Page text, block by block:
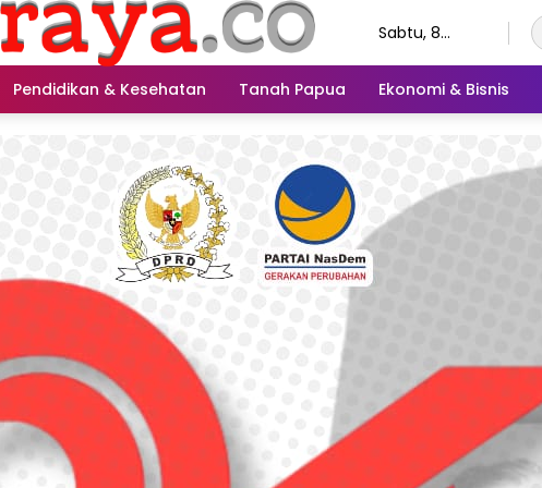
Sabtu, 8
Pendidikan & Kesehatan Tanah Papua Ekonomi & Bisnis